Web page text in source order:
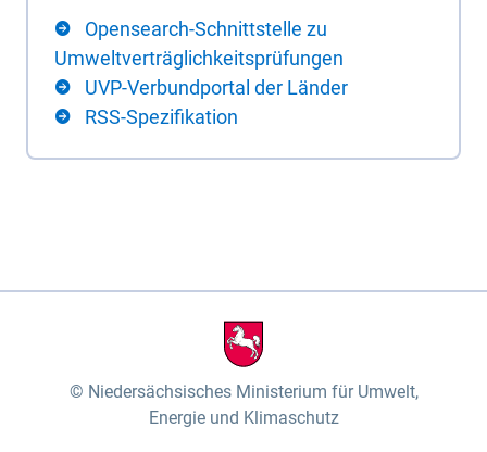
Opensearch-Schnittstelle zu
Umweltverträglichkeitsprüfungen
UVP-Verbundportal der Länder
RSS-Spezifikation
Niedersächsisches Ministerium für Umwelt,
Energie und Klimaschutz